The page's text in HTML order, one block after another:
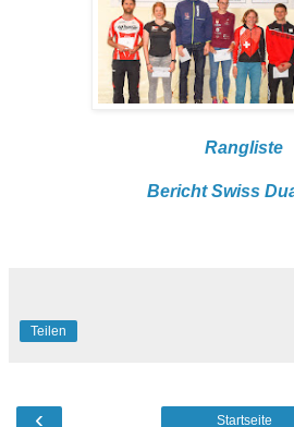
Rangliste
Bericht Swiss
Teilen
‹ Startseite